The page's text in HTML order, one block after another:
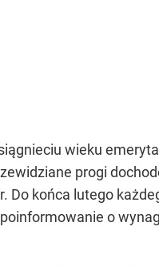
wieku
progi
Do końca lutego
o